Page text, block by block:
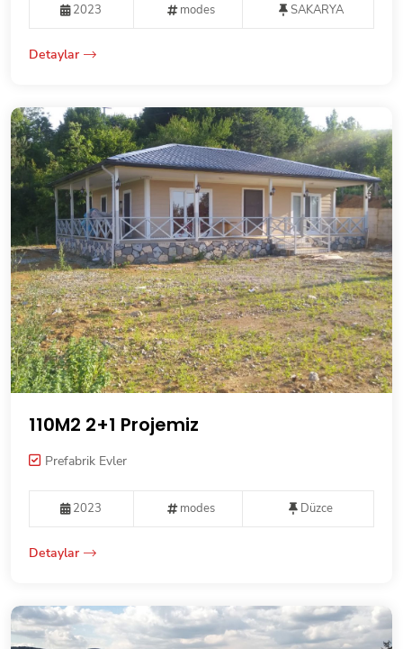
2023 modes SAKARYA
Detaylar
110M2 2+1 Projemiz
Prefabrik Evler
2023 modes Düzce
Detaylar